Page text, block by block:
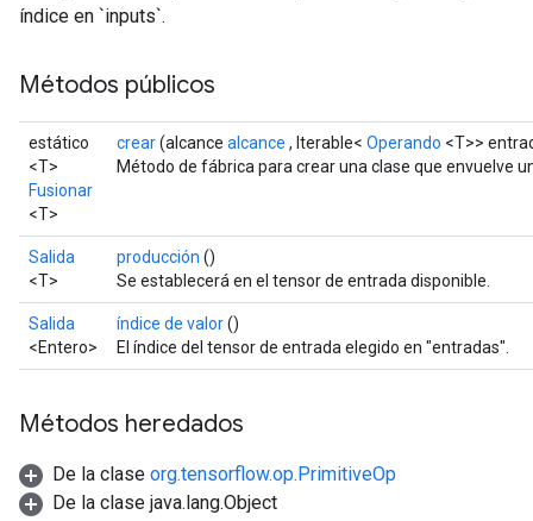
índice en `inputs`.
Métodos públicos
estático
<T>
Fusionar
<T>
crear(alcance alcance , Iterable< Operando <T>>
Método de fábrica para crear una clase que envuelve
Salida
<T>
producción ()
Se establecerá en el tensor de entrada disponible.
Salida
<Entero>
índice de valor()
El índice del tensor de entrada elegido en "entradas".
Métodos heredados
De la clase org.tensorflow.op.PrimitiveOp
De la clase java.lang.Object